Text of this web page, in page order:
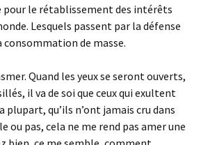
le rétablissement des intérêts
Lesquels passent par la défense
consommation de masse.
Quand les yeux se seront ouverts,
il va de soi que ceux qui exultent
qu’ils n’ont jamais cru dans
ou pas, cela ne me rend pas amer une